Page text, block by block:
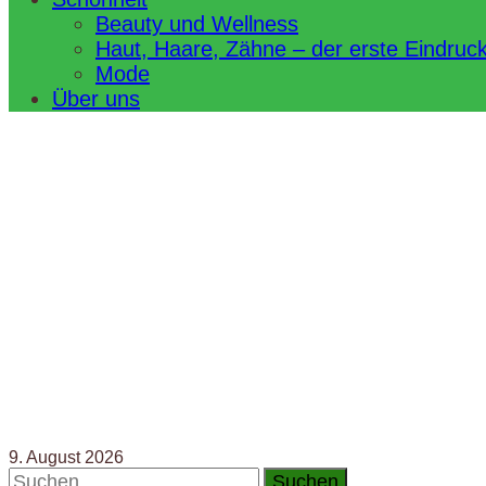
Beauty und Wellness
Haut, Haare, Zähne – der erste
Mode
Über uns
9. August 2026
Suchen